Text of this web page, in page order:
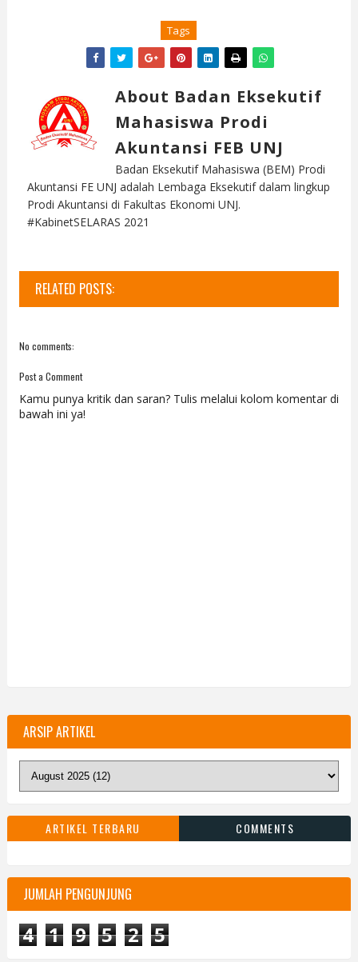
Tags
About Badan Eksekutif
Mahasiswa Prodi
Akuntansi FEB UNJ
Badan Eksekutif Mahasiswa (BEM) Prodi
Akuntansi FE UNJ adalah Lembaga Eksekutif dalam lingkup
Prodi Akuntansi di Fakultas Ekonomi UNJ.
#KabinetSELARAS 2021
RELATED POSTS:
No comments:
Post a Comment
Kamu punya kritik dan saran? Tulis melalui kolom komentar di
bawah ini ya!
ARSIP ARTIKEL
ARTIKEL TERBARU COMMENTS
JUMLAH PENGUNJUNG
4 1 9 5 2 5